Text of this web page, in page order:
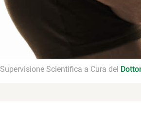
Supervisione Scientifica a Cura del